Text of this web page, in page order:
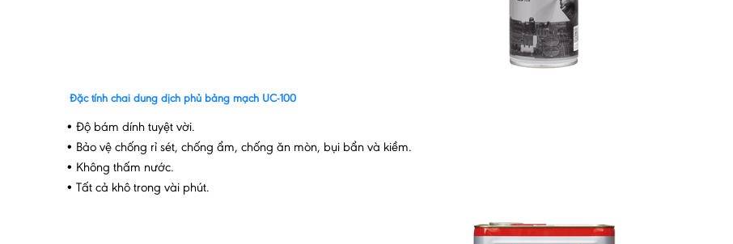
Đặc tính chai dung dịch phủ bảng mạch UC-100
• Độ bám dính tuyệt vời.
• Bảo vệ chống rỉ sét, chống ẩm, chống ăn mòn, bụi bẩn và kiềm.
• Không thấm nước.
• Tất cả khô trong vài phút.